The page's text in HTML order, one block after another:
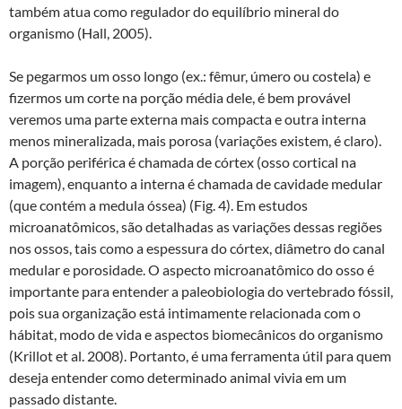
também atua como regulador do equilíbrio mineral do
organismo (Hall, 2005).
Se pegarmos um osso longo (ex.: fêmur, úmero ou costela) e
fizermos um corte na porção média dele, é bem provável
veremos uma parte externa mais compacta e outra interna
menos mineralizada, mais porosa (variações existem, é claro).
A porção periférica é chamada de córtex (osso cortical na
imagem), enquanto a interna é chamada de cavidade medular
(que contém a medula óssea) (Fig. 4). Em estudos
microanatômicos, são detalhadas as variações dessas regiões
nos ossos, tais como a espessura do córtex, diâmetro do canal
medular e porosidade. O aspecto microanatômico do osso é
importante para entender a paleobiologia do vertebrado fóssil,
pois sua organização está intimamente relacionada com o
hábitat, modo de vida e aspectos biomecânicos do organismo
(Krillot et al. 2008). Portanto, é uma ferramenta útil para quem
deseja entender como determinado animal vivia em um
passado distante.